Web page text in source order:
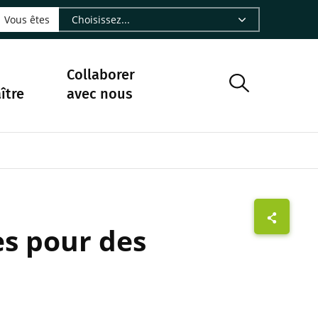
- CIRAD
Facebook - CIRAD
sur Instagram - CIRAD
sur Youtube - CIRAD
suivre sur Bluesky - CIRAD
Nourrir le vivant, le podcast du Cirad - CIRAD
Nous contacter par courriel - CIRAD
la page Flux RSS - CIRAD
Vous êtes
Collaborer
avec nous
pour des